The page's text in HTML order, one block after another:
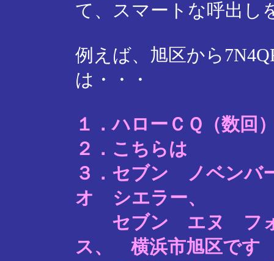
て、スマートな呼出し
例えば、旭区から
は・・・
１．ハローＣＱ（数回
２．こちらは
３．セブン ノベン
オ シエラー、
セブン エヌ フ
ス、 横浜市旭区です